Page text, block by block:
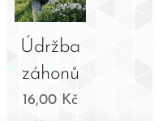
Údržba
záhonů
16,00 Kč